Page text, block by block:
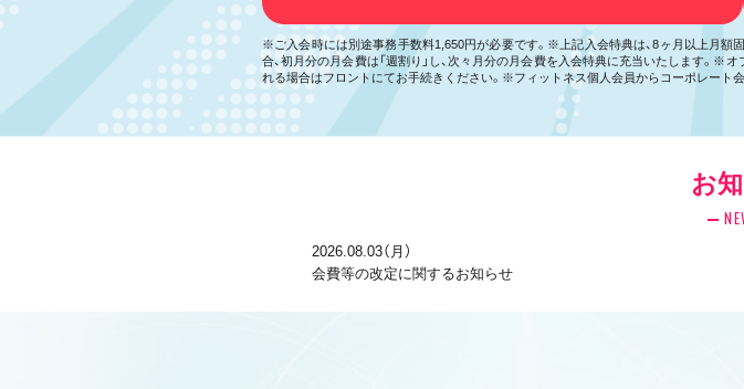
※ご入会時には別途事務手数料1,650円が必要です。※上記入会特典は、8ヶ月以上月額
合、初月分の月会費は「週割り」し、次々月分の月会費を入会特典に充当いたします。
れる場合はフロントにてお手続きください。※フィットネス個人会員からコーポレート会
お
2026.08.03（月）
会費等の改定に関するお知らせ